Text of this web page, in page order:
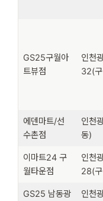
GS25구월아
트뷰점
인천
32(
에덴마트/선
수촌점
인천
동)
이마트24 구
월타운점
인천
28(
GS25 남동광
인천